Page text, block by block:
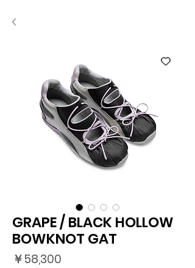
GRAPE / BLACK HOLLOW
BOWKNOT GAT
￥58,300